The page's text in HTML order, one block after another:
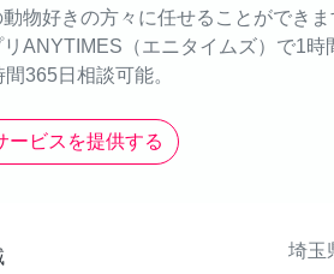
動物好きの方々に任せることができ
リANYTIMES（エニタイムズ）で1
間365日相談可能。
ービスを提供する
埼玉